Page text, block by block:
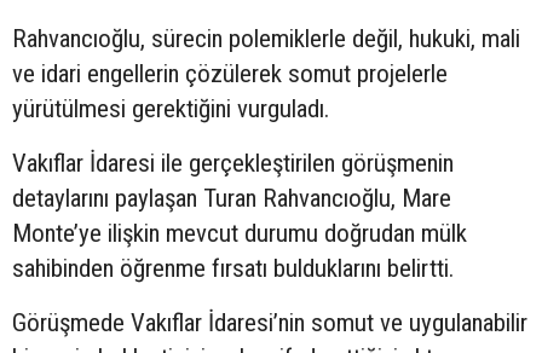
Rahvancıoğlu, sürecin polemiklerle değil, hukuki, mali
ve idari engellerin çözülerek somut projelerle
yürütülmesi gerektiğini vurguladı.
Vakıflar İdaresi ile gerçekleştirilen görüşmenin
detaylarını paylaşan Turan Rahvancıoğlu, Mare
Monte’ye ilişkin mevcut durumu doğrudan mülk
sahibinden öğrenme fırsatı bulduklarını belirtti.
Görüşmede Vakıflar İdaresi’nin somut ve uygulanabilir